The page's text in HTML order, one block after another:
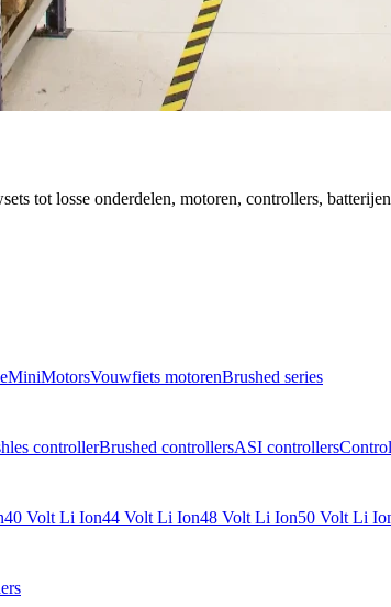
tot losse onderdelen, motoren, controllers,
MiniMotorsVouwfiets motorenBrushed series
controllerBrushed controllersASI controllers
40 Volt Li Ion44 Volt Li Ion48 Volt Li Ion50 Volt Li